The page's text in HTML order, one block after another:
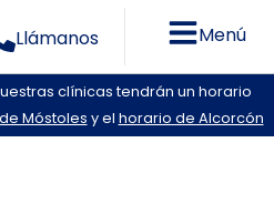
Llámanos Menú
clínicas tendrán un horario
Móstoles y el horario de Alcorcón